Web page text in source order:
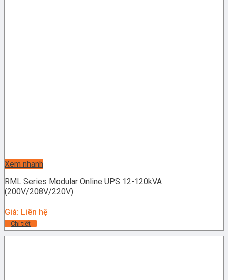
Xem nhanh
RML Series Modular Online UPS 12-120kVA
(200V/208V/220V)
Giá: Liên hệ
Chi tiết